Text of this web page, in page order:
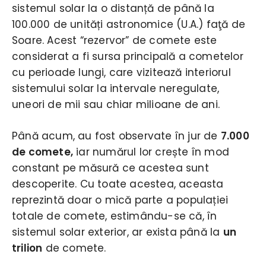
sistemul solar la o distanță de până la
100.000 de unități astronomice (U.A.) faţă de
Soare. Acest “rezervor” de comete este
considerat a fi sursa principală a cometelor
cu perioade lungi, care vizitează interiorul
sistemului solar la intervale neregulate,
uneori de mii sau chiar milioane de ani.
Până acum, au fost observate în jur de 7.000
de comete, iar numărul lor crește în mod
constant pe măsură ce acestea sunt
descoperite. Cu toate acestea, aceasta
reprezintă doar o mică parte a populației
totale de comete, estimându-se că, în
sistemul solar exterior, ar exista până la un
trilion de comete.